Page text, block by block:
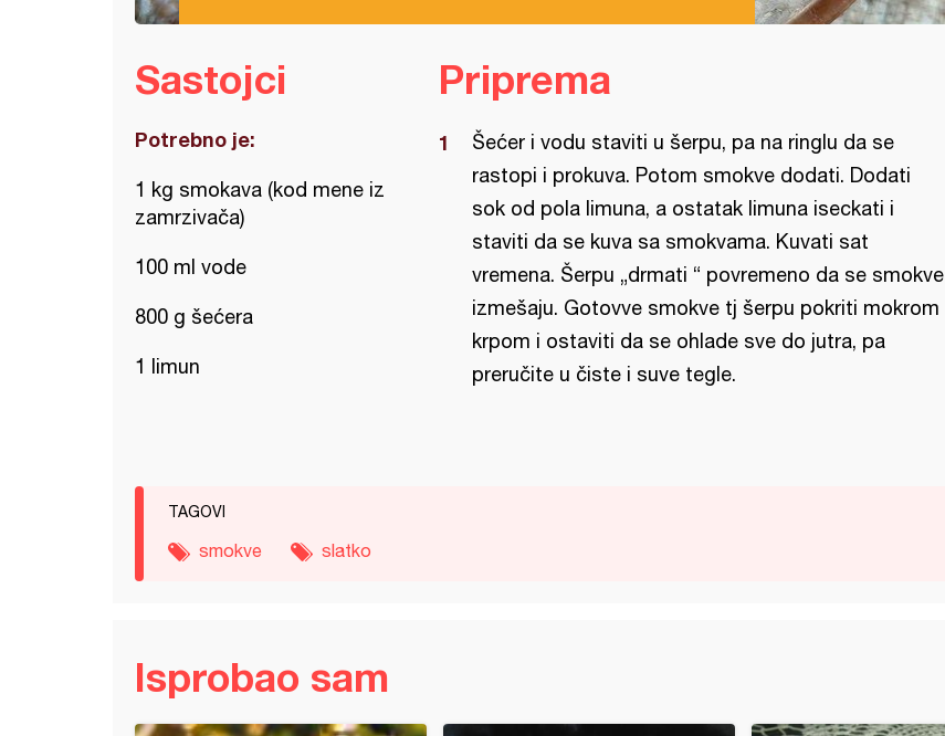
Sastojci
Potrebno je:
1 kg smokava (kod mene iz
zamrzivača)
100 ml vode
800 g šećera
1 limun
Priprema
Šećer i vodu staviti u šerpu, pa na ringlu da se
rastopi i prokuva. Potom smokve dodati. Dodati
sok od pola limuna, a ostatak limuna iseckati i
staviti da se kuva sa smokvama. Kuvati sat
vremena. Šerpu „drmati “ povremeno da se smokve
izmešaju. Gotovve smokve tj šerpu pokriti mokrom
krpom i ostaviti da se ohlade sve do jutra, pa
preručite u čiste i suve tegle.
TAGOVI
smokve slatko
Isprobao sam